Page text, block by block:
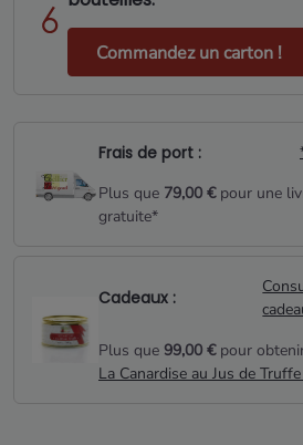
Commandez un carton !
Frais de port :
Plus que 79,00 €pour une
gratuite*
Cadeaux :
Plus que 99,00 €pour
La Canardise au Jus de